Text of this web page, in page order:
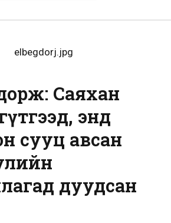
Саяхан
энд
сууц авсан
дуудсан